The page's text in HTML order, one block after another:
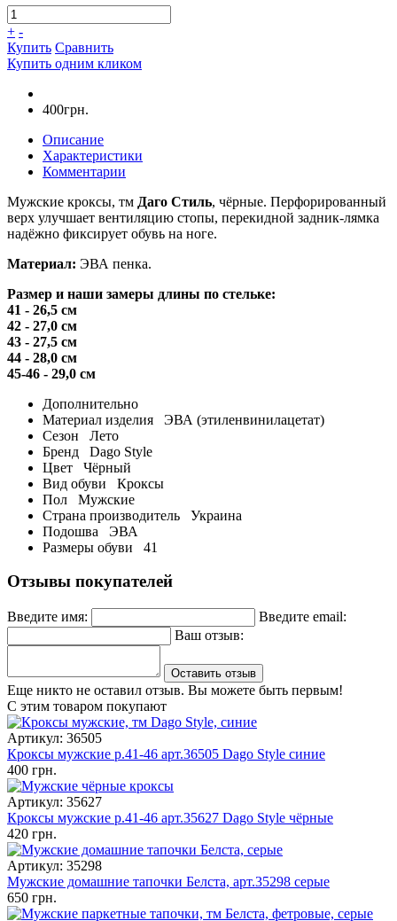
+ -
Купить Сравнить
Купить одним кликом
400грн.
Описание
Характеристики
Комментарии
Мужские кроксы, тм Даго Стиль, чёрные. Перфорированный
верх улучшает вентиляцию стопы, перекидной задник-лямка
надёжно фиксирует обувь на ноге.
Материал: ЭВА пенка.
Размер и наши замеры длины по стельке:
41 - 26,5 см
42 - 27,0 см
43 - 27,5 см
44 - 28,0 см
45-46 - 29,0 см
Дополнительно
Материал изделия
ЭВА (этиленвинилацетат)
Сезон
Лето
Бренд
Dago Style
Цвет
Чёрный
Вид обуви
Кроксы
Пол
Мужские
Страна производитель
Украина
Подошва
ЭВА
Размеры обуви
41
Отзывы покупателей
Введите имя:
Введите email:
Ваш отзыв:
Оставить отзыв
Еще никто не оставил отзыв. Вы можете быть первым!
С этим товаром покупают
Артикул: 36505
Кроксы мужские р.41-46 арт.36505 Dago Style синие
400 грн.
Артикул: 35627
Кроксы мужские р.41-46 арт.35627 Dago Style чёрные
420 грн.
Артикул: 35298
Мужские домашние тапочки Белста, арт.35298 серые
650 грн.